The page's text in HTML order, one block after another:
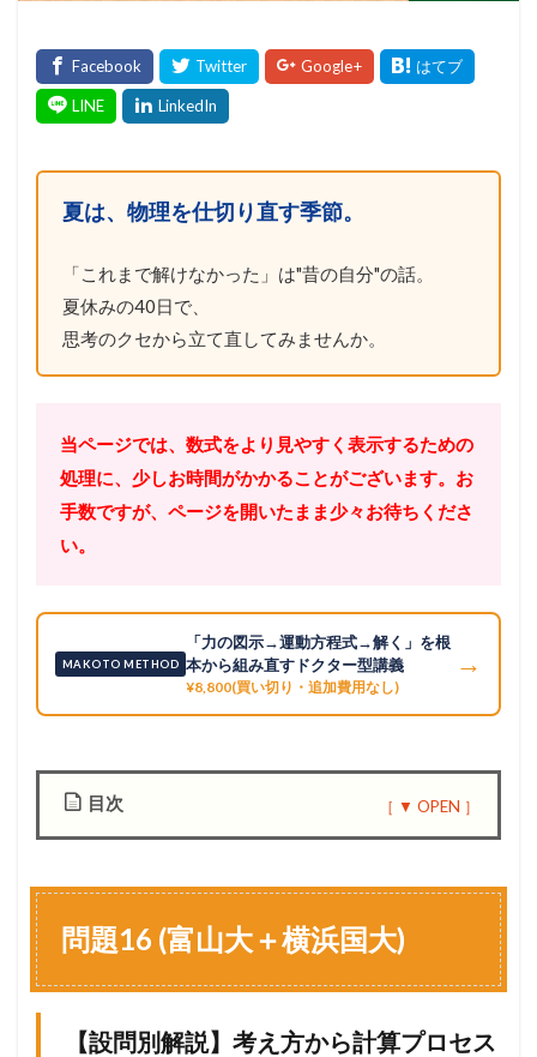
夏は、物理を仕切り直す季節。
「これまで解けなかった」は"昔の自分"の話。
夏休みの40日で、
思考のクセから立て直してみませんか。
当ページでは、数式をより見やすく表示するための
処理に、少しお時間がかかることがございます。お
手数ですが、ページを開いたまま少々お待ちくださ
い。
MAKOTO METHOD
「力の図示→運動方程式→解く」を根
本から組み直すドクター型講義
¥8,800(買い切り・追加費用なし)
→
目次
1
6
富
大
問題16 (富山大＋横浜国大)
【設問別解説】考え方から計算プロセス